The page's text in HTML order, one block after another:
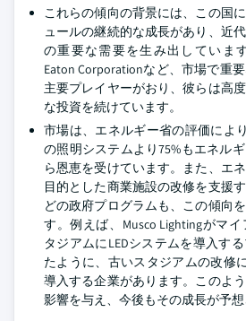
これらの傾向の背景には、この国
ュールの継続的な成長があり、近
の重要な需要を生み出していま
Eaton Corporationなど、市場で重
主要プレイヤーがおり、彼らは高
な投資を続けています。
市場は、エネルギー省の評価によ
の照明システムより75%もエネル
ら恩恵を受けています。また、エ
目的とした商業施設の改修を支援
どの政府プログラムも、この傾向
す。例えば、Musco Lightingがマ
タジアムにLEDシステムを導入す
たように、古いスタジアムの改修
導入する企業があります。このよ
影響を与え、今後もその成長が予想